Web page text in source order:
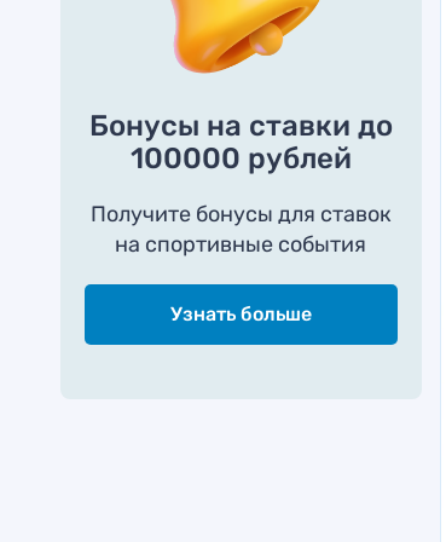
Бонусы на ставки до
100000 рублей
Получите бонусы для ставок
на спортивные события
Узнать больше